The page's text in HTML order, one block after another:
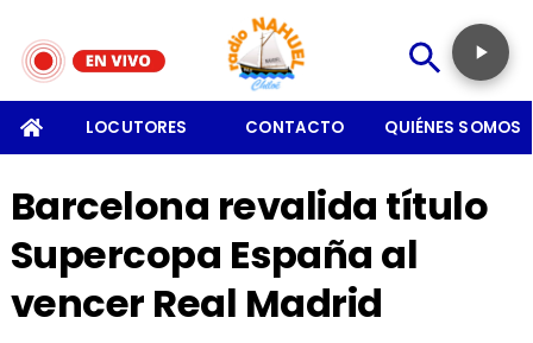
LOCUTORES CONTACTO QUIÉNES SOMOS
Barcelona revalida título
Supercopa España al
vencer Real Madrid